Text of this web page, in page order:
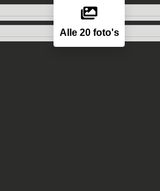
Alle 20 foto's